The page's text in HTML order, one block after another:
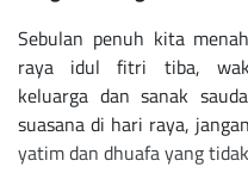
Sebulan penuh kita
raya idul fitri tiba,
keluarga dan sanak
suasana di hari raya,
yatim dan dhuafa yang